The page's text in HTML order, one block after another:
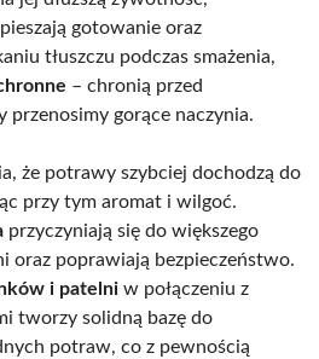
gotowanie oraz
tłuszczu podczas smażenia,
– chronią przed
przenosimy gorące naczynia.
że potrawy szybciej dochodzą do
przy tym aromat i wilgoć.
przyczyniają się do większego
oraz poprawiają bezpieczeństwo.
i patelni w połączeniu z
tworzy solidną bazę do
potraw, co z pewnością